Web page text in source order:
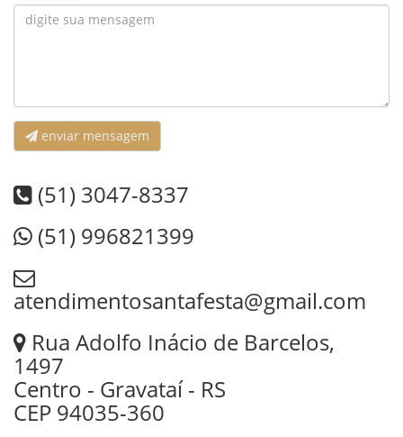
enviar mensagem
(51) 3047-8337
(51) 996821399
atendimentosantafesta@gmail.com
Rua Adolfo Inácio de Barcelos,
1497
Centro - Gravataí - RS
CEP 94035-360